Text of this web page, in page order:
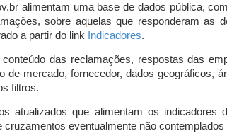
alimentam uma base de dados pública,
sobre aquelas que responderam as
a partir do link
Indicadores.
das reclamações, respostas das
mercado, fornecedor, dados geográficos,
filtros.
atualizados que alimentam os indicadores
eventualmente não